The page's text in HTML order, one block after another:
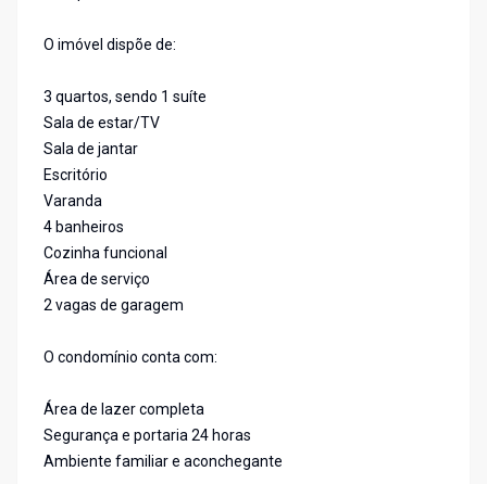
O imóvel dispõe de:
3 quartos, sendo 1 suíte
Sala de estar/TV
Sala de jantar
Escritório
Varanda
4 banheiros
Cozinha funcional
Área de serviço
2 vagas de garagem
O condomínio conta com:
Área de lazer completa
Segurança e portaria 24 horas
Ambiente familiar e aconchegante